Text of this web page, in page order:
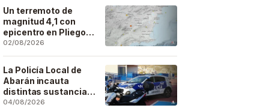
Un terremoto de
magnitud 4,1 con
epicentro en Pliego
se deja sentir en
buena parte de la
región
02/08/2026
La Policía Local de
Abarán incauta
distintas sustancias
estupefacientes en
04/08/2026